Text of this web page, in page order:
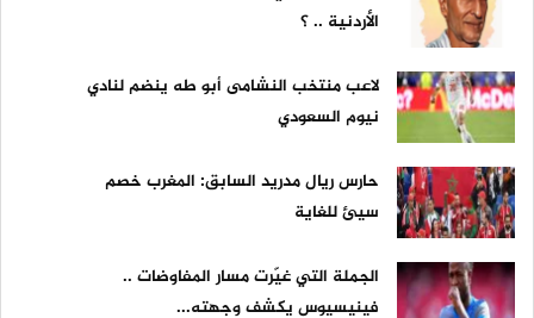
الأردنية .. ؟
لاعب منتخب النشامى أبو طه ينضم لنادي
نيوم السعودي
حارس ريال مدريد السابق: المغرب خصم
سيئ للغاية
الجملة التي غيّرت مسار المفاوضات ..
فينيسيوس يكشف وجهته...